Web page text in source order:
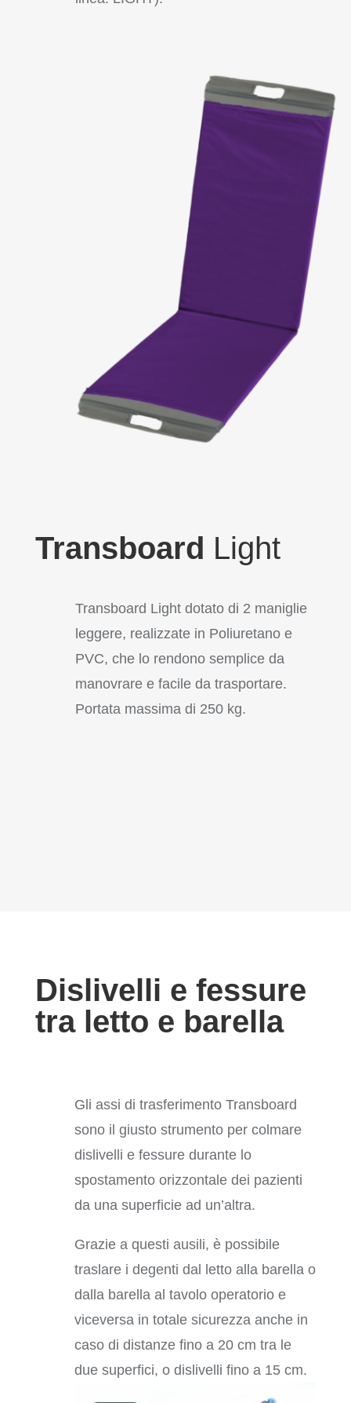
Transboard Light
Transboard Light dotato di 2 maniglie
leggere, realizzate in Poliuretano e
PVC, che lo rendono semplice da
manovrare e facile da trasportare.
Portata massima di 250 kg.
Dislivelli e fessure
tra letto e barella
Gli assi di trasferimento Transboard
sono il giusto strumento per colmare
dislivelli e fessure durante lo
spostamento orizzontale dei pazienti
da una superficie ad un’altra.
Grazie a questi ausili, è possibile
traslare i degenti dal letto alla barella o
dalla barella al tavolo operatorio e
viceversa in totale sicurezza anche in
caso di distanze fino a 20 cm tra le
due superfici, o dislivelli fino a 15 cm.